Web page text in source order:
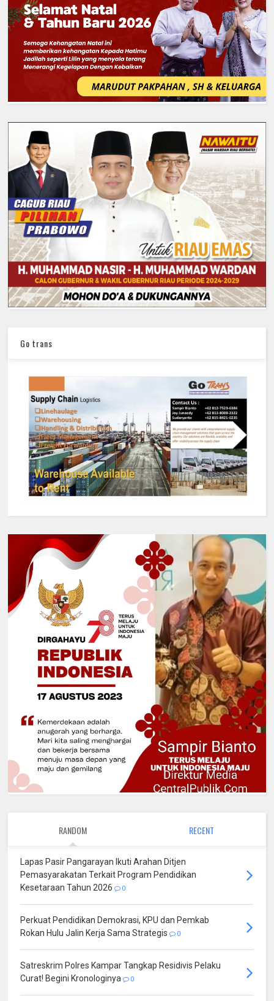
Go trans
RANDOM RECENT
Lapas Pasir Pangarayan Ikuti Arahan Ditjen
Pemasyarakatan Terkait Program Pendidikan
Kesetaraan Tahun 2026
0
Perkuat Pendidikan Demokrasi, KPU dan Pemkab
Rokan Hulu Jalin Kerja Sama Strategis
0
Satreskrim Polres Kampar Tangkap Residivis Pelaku
Curat! Begini Kronologinya
0